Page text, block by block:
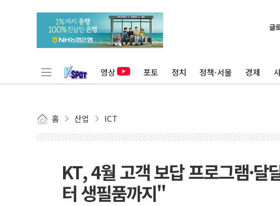
영상 포토 정치 정책·서울 경제
홈 산업 ICT
KT, 4월 고객 보답 프로그램·
터 생필품까지"